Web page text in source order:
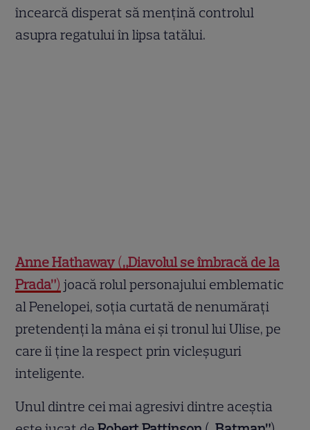
încearcă disperat să mențină controlul
asupra regatului în lipsa tatălui.
Anne Hathaway („Diavolul se îmbracă de la
Prada”) joacă rolul personajului emblematic
al Penelopei, soția curtată de nenumărați
pretendenți la mâna ei și tronul lui Ulise, pe
care îi ține la respect prin vicleșuguri
inteligente.
Unul dintre cei mai agresivi dintre aceștia